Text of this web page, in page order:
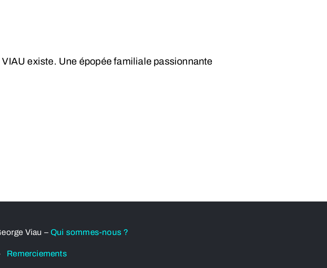
existe. Une épopée familiale passionnante
Viau – Qui sommes-nous ?
Remerciements